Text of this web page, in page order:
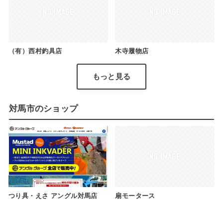
（有）西村釣具店 木寺履物店
もっと見る
対馬市のショップ
つり具・えさ アングル対馬店 扇モータース